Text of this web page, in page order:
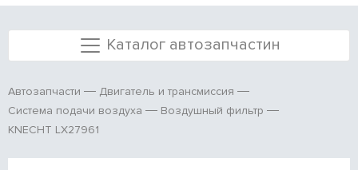
Каталог автозапчастин
Автозапчасти
Двигатель и трансмиссия
Система подачи воздуха
Воздушный фильтр
KNECHT LX27961